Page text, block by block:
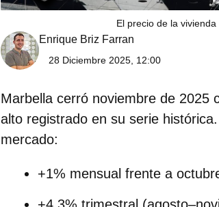
El precio de la
Enrique Briz Farran
28 Diciembre 2025, 12:00
Marbella cerró noviembre de 2025
alto registrado en su serie
mercado:
+1% mensual frente a